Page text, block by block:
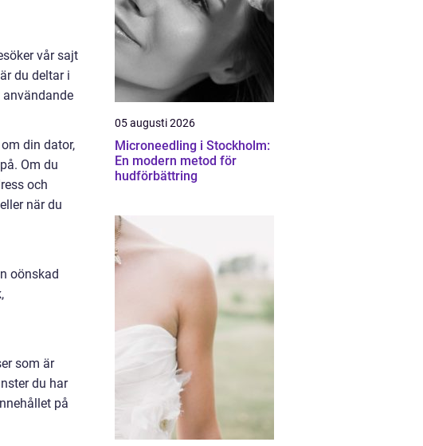
vår sajt
du deltar i
användande
din dator,
Om du
och
när du
oönskad
som är
du har
på
05 augusti 2026
Microneedling i Stockholm:
En modern metod för
hudförbättring